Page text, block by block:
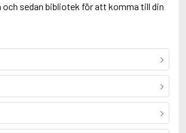
och sedan bibliotek för att komma till din